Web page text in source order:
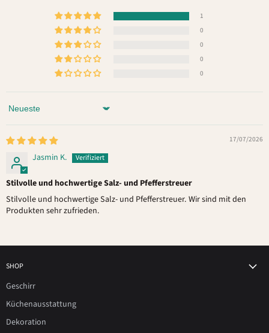
1
0
0
0
0
Sort by
17/07/2026
Jasmin K.
Stilvolle und hochwertige Salz- und Pfefferstreuer
Stilvolle und hochwertige Salz- und Pfefferstreuer. Wir sind mit den
Produkten sehr zufrieden.
SHOP
Geschirr
Küchenausstattung
Dekoration